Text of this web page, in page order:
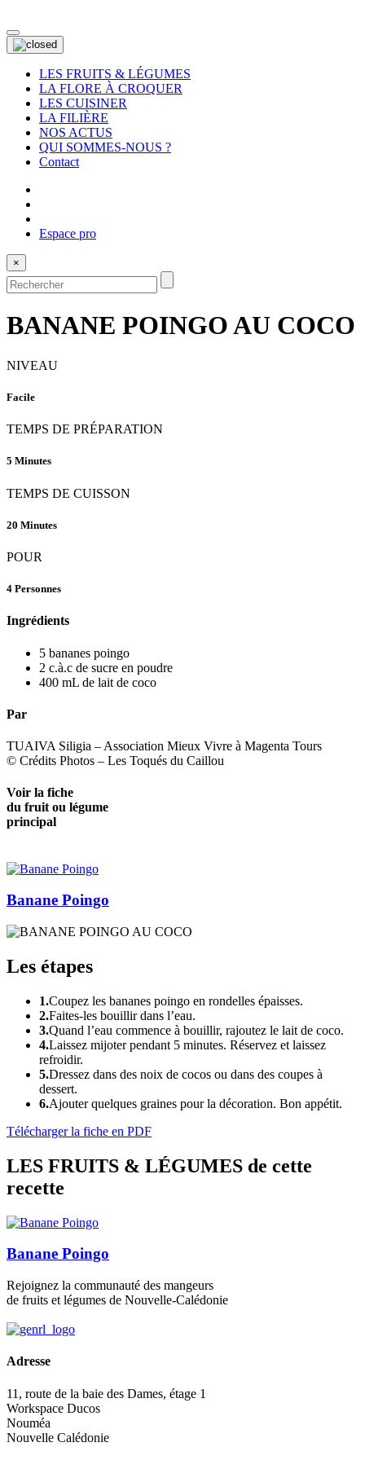
LES FRUITS & LÉGUMES
LA FLORE À CROQUER
LES CUISINER
LA FILIÈRE
NOS ACTUS
QUI SOMMES-NOUS ?
Contact
Espace pro
×
BANANE POINGO AU COCO
NIVEAU
Facile
TEMPS DE PRÉPARATION
5 Minutes
TEMPS DE CUISSON
20 Minutes
POUR
4 Personnes
Ingrédients
5 bananes poingo
2 c.à.c de sucre en poudre
400 mL de lait de coco
Par
TUAIVA Siligia – Association Mieux Vivre à Magenta Tours
© Crédits Photos – Les Toqués du Caillou
Voir la fiche
du fruit ou légume
principal
Banane Poingo
Les étapes
1.Coupez les bananes poingo en rondelles épaisses.
2.Faites-les bouillir dans l’eau.
3.Quand l’eau commence à bouillir, rajoutez le lait de coco.
4.Laissez mijoter pendant 5 minutes. Réservez et laissez
refroidir.
5.Dressez dans des noix de cocos ou dans des coupes à
dessert.
6.Ajouter quelques graines pour la décoration. Bon appétit.
Télécharger la fiche en PDF
LES FRUITS & LÉGUMES de cette
recette
Banane Poingo
Rejoignez la communauté des mangeurs
de fruits et légumes de Nouvelle-Calédonie
Adresse
11, route de la baie des Dames, étage 1
Workspace Ducos
Nouméa
Nouvelle Calédonie